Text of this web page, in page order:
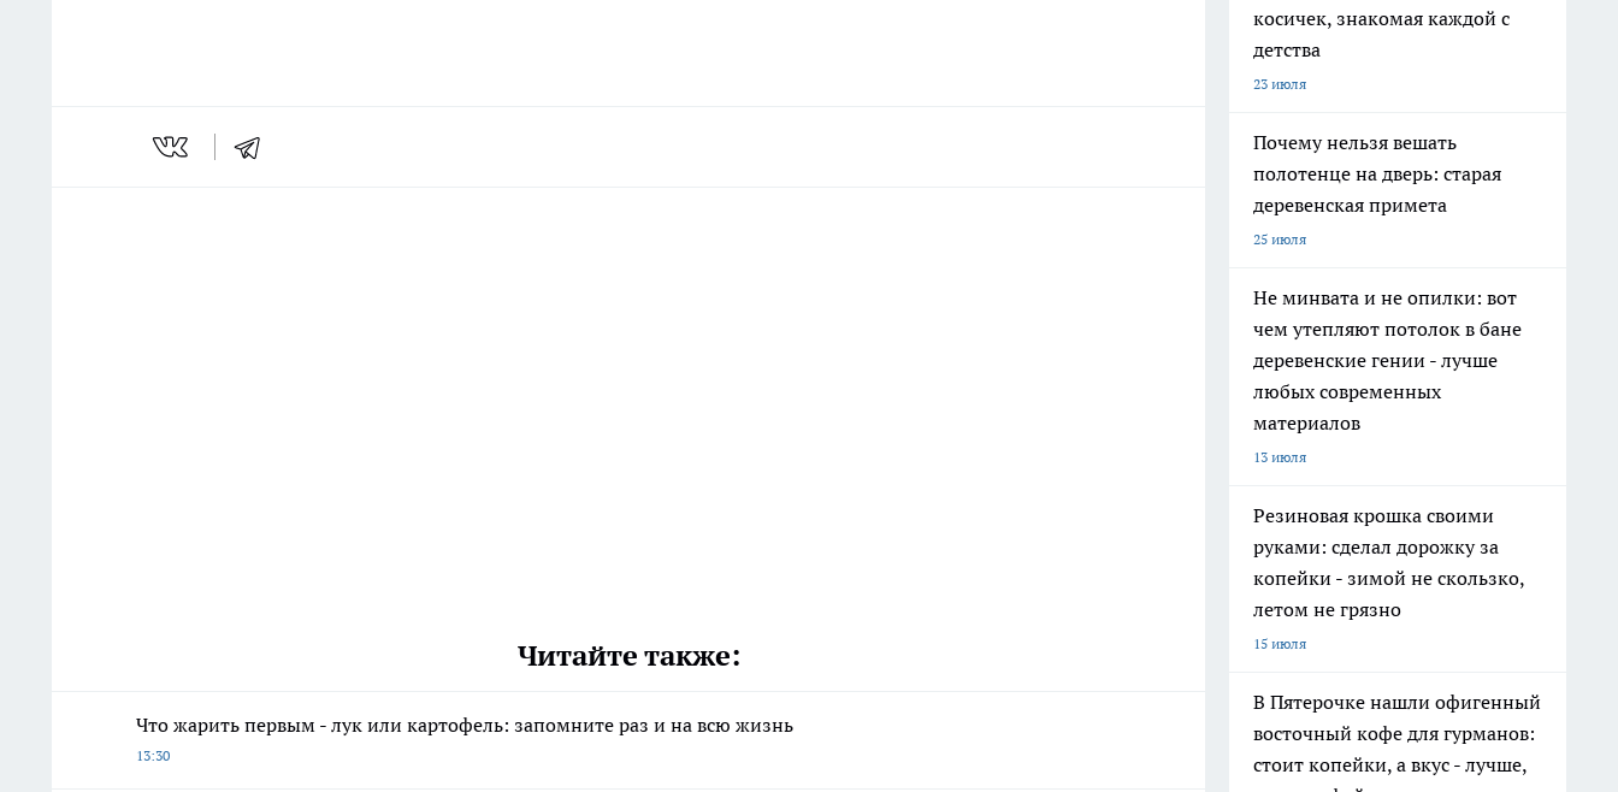
Читайте также:
Что жарить первым - лук или картофель: запомните раз и на всю жизнь
13:30
косичек, знакомая каждой с
детства
23 июля
Почему нельзя вешать
полотенце на дверь: старая
деревенская примета
25 июля
Не минвата и не опилки: вот
чем утепляют потолок в бане
деревенские гении - лучше
любых современных
материалов
13 июля
Резиновая крошка своими
руками: сделал дорожку за
копейки - зимой не скользко,
летом не грязно
15 июля
В Пятерочке нашли офигенный
восточный кофе для гурманов:
стоит копейки, а вкус - лучше,